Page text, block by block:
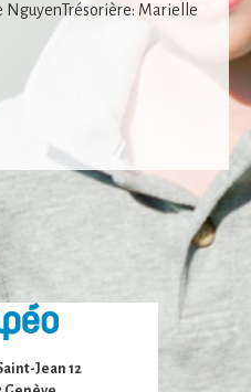
Marielle
Jean 12
Nécessaire
fonctionnement
du site Web.